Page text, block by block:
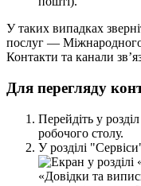
У таких випадках зверні
послуг — Міжнародног
Контакти та канали зв’я
Для перегляду кон
Перейдіть у розділ
робочого столу.
У розділі "Сервіси